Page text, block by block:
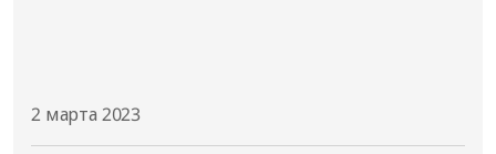
2 марта 2023